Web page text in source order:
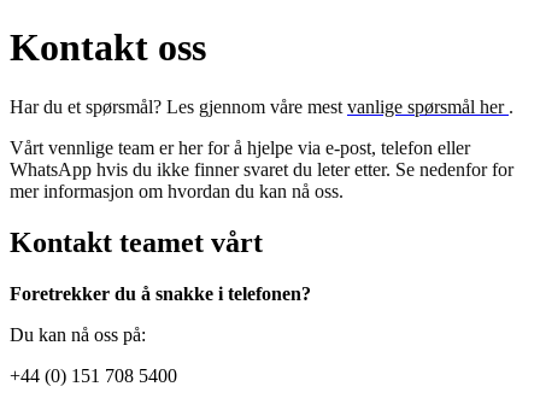
Kontakt oss
Har du et spørsmål? Les gjennom våre mest vanlige spørsmål her .
Vårt vennlige team er her for å hjelpe via e-post, telefon eller
WhatsApp hvis du ikke finner svaret du leter etter. Se nedenfor for
mer informasjon om hvordan du kan nå oss.
Kontakt teamet vårt
Foretrekker du å snakke i telefonen?
Du kan nå oss på:
+44 (0) 151 708 5400